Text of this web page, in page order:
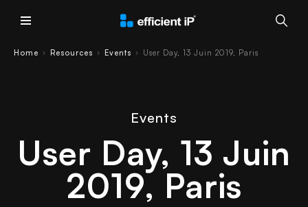
Home › Resources › Events › User Day, 13 Juin 2019, Paris
Events
User Day, 13 Juin
2019, Paris